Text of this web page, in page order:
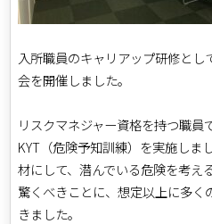
入所職員のキャリアップ研修と
会を開催しました。
リスクマネジャー資格を持つ職員
KYT（危険予知訓練）を実施しま
材にして、潜んでいる危険を考え
驚くべきことに、想定以上に多く
きました。